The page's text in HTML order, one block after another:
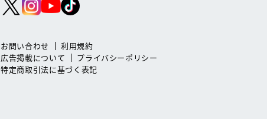
お問い合わせ
利用規約
広告掲載について
プライバシーポリシー
特定商取引法に基づく表記